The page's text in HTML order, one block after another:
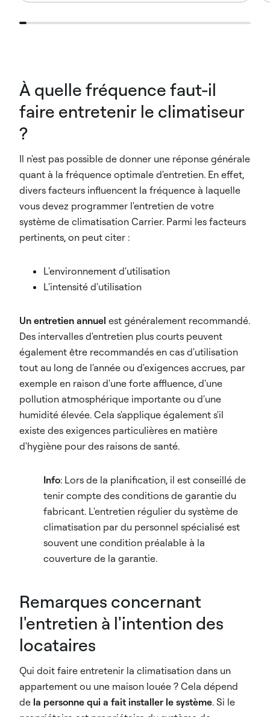
À quelle fréquence faut-il
faire entretenir le climatiseur
?
Il n'est pas possible de donner une réponse générale
quant à la fréquence optimale d'entretien. En effet,
divers facteurs influencent la fréquence à laquelle
vous devez programmer l'entretien de votre
système de climatisation Carrier. Parmi les facteurs
pertinents, on peut citer :
L'environnement d'utilisation
L'intensité d'utilisation
Un entretien annuel est généralement recommandé.
Des intervalles d'entretien plus courts peuvent
également être recommandés en cas d'utilisation
tout au long de l'année ou d'exigences accrues, par
exemple en raison d'une forte affluence, d'une
pollution atmosphérique importante ou d'une
humidité élevée. Cela s'applique également s'il
existe des exigences particulières en matière
d'hygiène pour des raisons de santé.
Info: Lors de la planification, il est conseillé de
tenir compte des conditions de garantie du
fabricant. L'entretien régulier du système de
climatisation par du personnel spécialisé est
souvent une condition préalable à la
couverture de la garantie.
Remarques concernant
l'entretien à l'intention des
locataires
Qui doit faire entretenir la climatisation dans un
appartement ou une maison louée ? Cela dépend
de la personne qui a fait installer le système. Si le